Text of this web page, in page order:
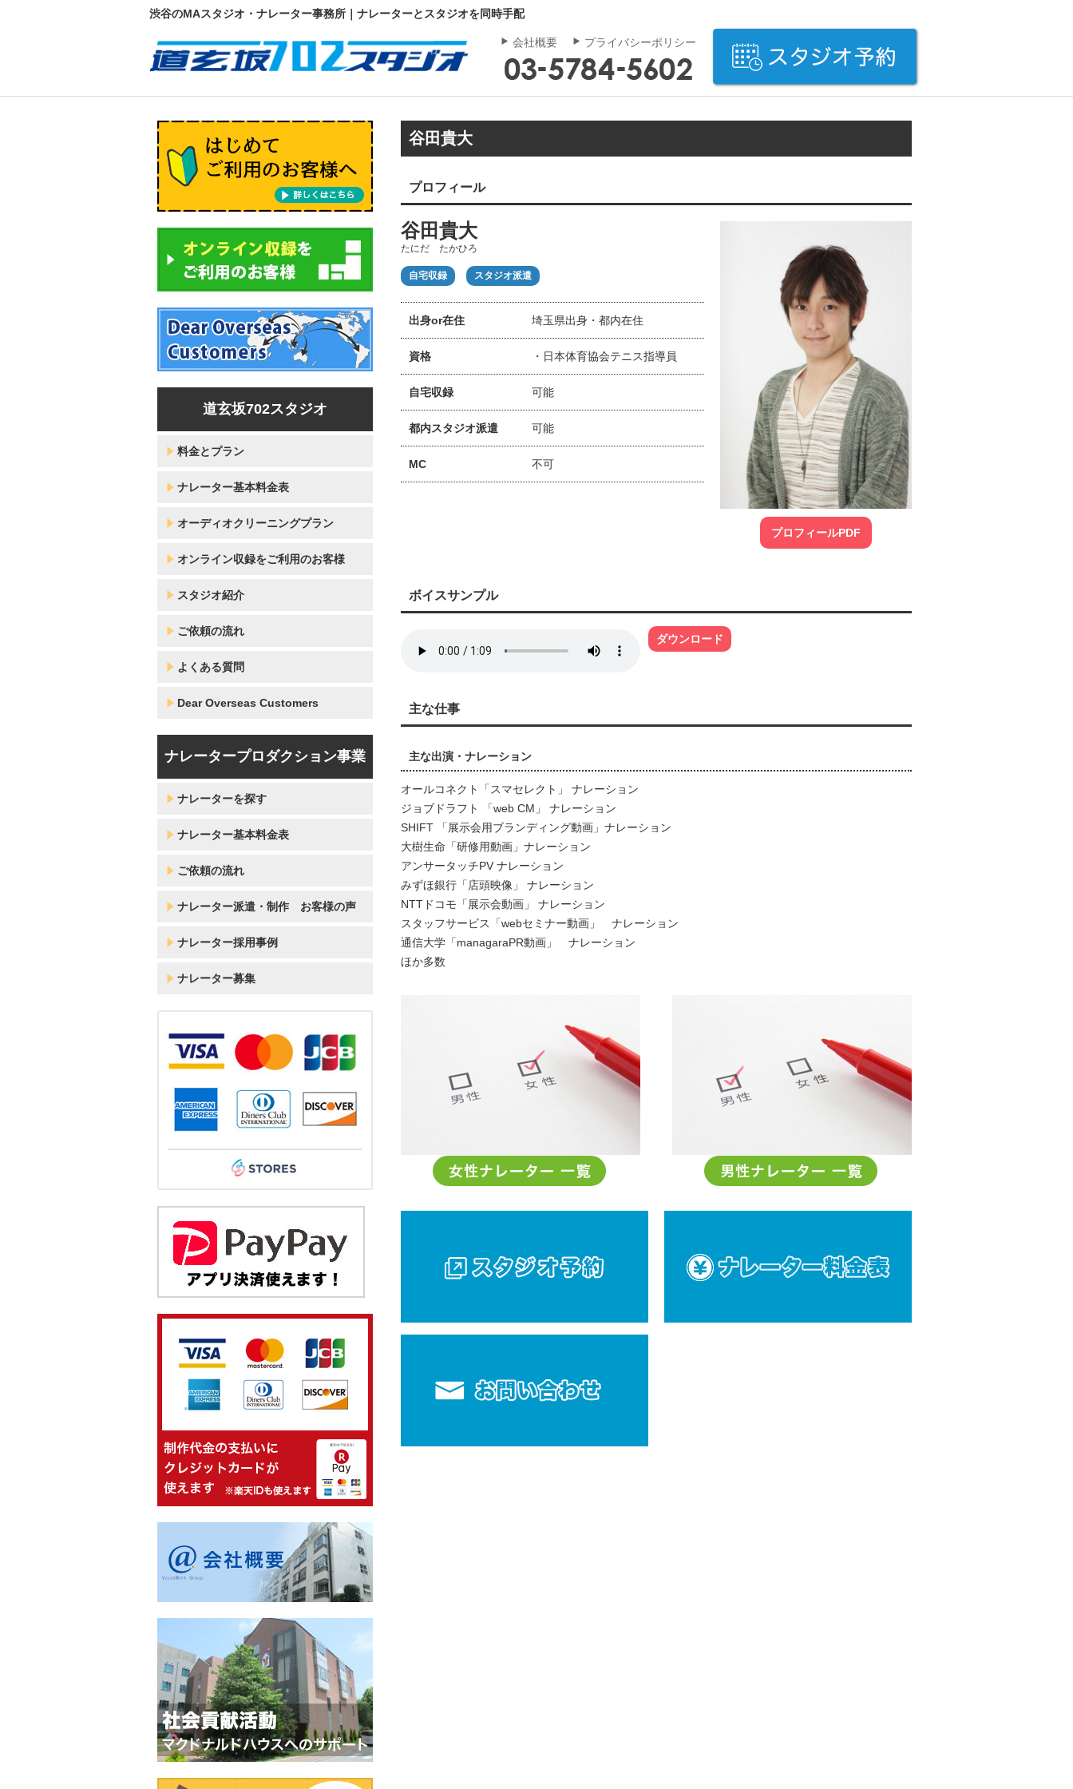
渋谷のMAスタジオ・ナレーター事務所｜ナレーターとスタジオを同時手配
会社概要 プライバシーポリシー
谷田貴大
プロフィール
プロフィールPDF
谷田貴大
たにだ たかひろ
自宅収録 スタジオ派遣
出身or在住 埼玉県出身・都内在住
資格 ・日本体育協会テニス指導員
自宅収録 可能
都内スタジオ派遣 可能
MC 不可
ボイスサンプル
ダウンロード
主な仕事
主な出演・ナレーション
オールコネクト「スマセレクト」 ナレーション
ジョブドラフト 「web CM」 ナレーション
SHIFT 「展示会用ブランディング動画」ナレーション
大樹生命「研修用動画」ナレーション
アンサータッチPV ナレーション
みずほ銀行「店頭映像」 ナレーション
NTTドコモ「展示会動画」 ナレーション
スタッフサービス「webセミナー動画」 ナレーション
通信大学「managaraPR動画」 ナレーション
ほか多数
道玄坂702スタジオ
料金とプラン
ナレーター基本料金表
オーディオクリーニングプラン
オンライン収録をご利用のお客様
スタジオ紹介
ご依頼の流れ
よくある質問
Dear Overseas Customers
ナレータープロダクション事業
ナレーターを探す
ナレーター基本料金表
ご依頼の流れ
ナレーター派遣・制作 お客様の声
ナレーター採用事例
ナレーター募集